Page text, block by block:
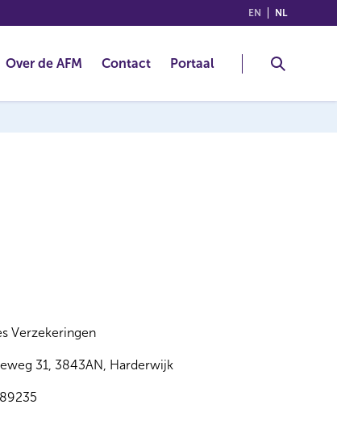
EN (ENGLISH)
NL
Over de AFM Contact Portaal
Verzekeringen
31, 3843AN, Harderwijk